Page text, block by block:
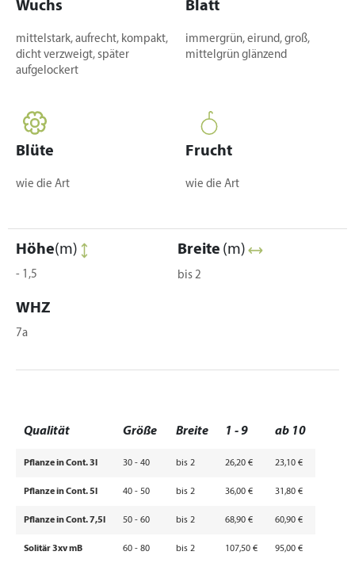
Wuchs
mittelstark, aufrecht, kompakt,
dicht verzweigt, später
aufgelockert
Blatt
immergrün, eirund, groß,
mittelgrün glänzend
Blüte
wie die Art
Frucht
wie die Art
Höhe(m)
- 1,5
Breite (m)
bis 2
WHZ
7a
Qualität Größe Breite 1 - 9 ab 10
Pflanze in Cont. 3l 30 - 40 bis 2 26,20 € 23,10 €
Pflanze in Cont. 5l 40 - 50 bis 2 36,00 € 31,80 €
Pflanze in Cont. 7,5l 50 - 60 bis 2 68,90 € 60,90 €
Solitär 3xv mB 60 - 80 bis 2 107,50 € 95,00 €